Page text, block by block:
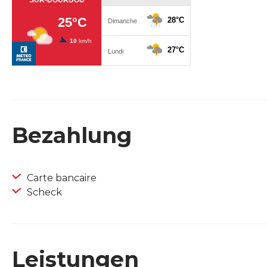
Bezahlung
Carte bancaire
Scheck
Leistungen